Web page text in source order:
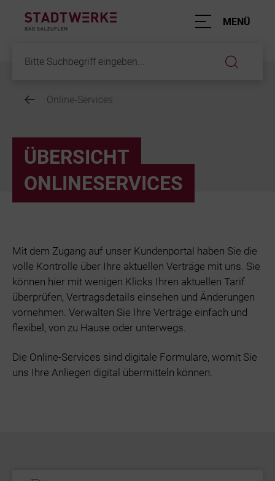
Hauptnavigation
MENÜ
Online-Services
ÜBERSICHT
ONLINESERVICES
Mit dem Zugang auf unser Kundenportal haben Sie die
volle Kontrolle über Ihre aktuellen Verträge mit uns. Sie
können hier mit wenigen Klicks Ihren aktuellen Tarif
überprüfen, Vertragsdetails einsehen und Änderungen
vornehmen. Verwalten Sie Ihre Verträge einfach und
flexibel, von zu Hause oder unterwegs.
Die Online-Services sind digitale Formulare, womit Sie
uns Ihre Anliegen digital übermitteln können.
ParkRaum
Bäder
Online-
Stadtwerke